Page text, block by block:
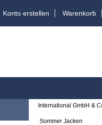
Konto erstellen Warenkorb
International GmbH &
Sommer Jacken